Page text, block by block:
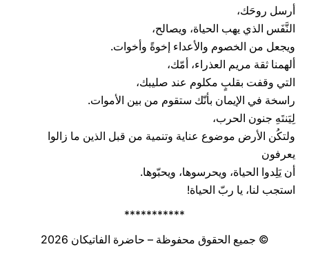
أرسل روحَك،
النَّفَس الذي يهب الحياة، ويصالح،
ويجعل من الخصوم والأعداء إخوةً وأخوات.
ألهمنا ثقة مريم العذراء، أمّك،
التي وقفت بقلبٍ مكلوم عند صليبك،
راسخة في الإيمان بأنّك ستقوم من بين الأموات.
لِيَنتَهِ جنون الحرب،
ولتكُن الأرض موضوع عناية وتنمية من قبل الذين ما زالوا
يعرفون
أن يَلِدوا الحياة، ويحرسوها، ويحبّوها.
استجب لنا، يا ربّ الحياة!
***********
© جميع الحقوق محفوظة – حاضرة الفاتيكان 2026